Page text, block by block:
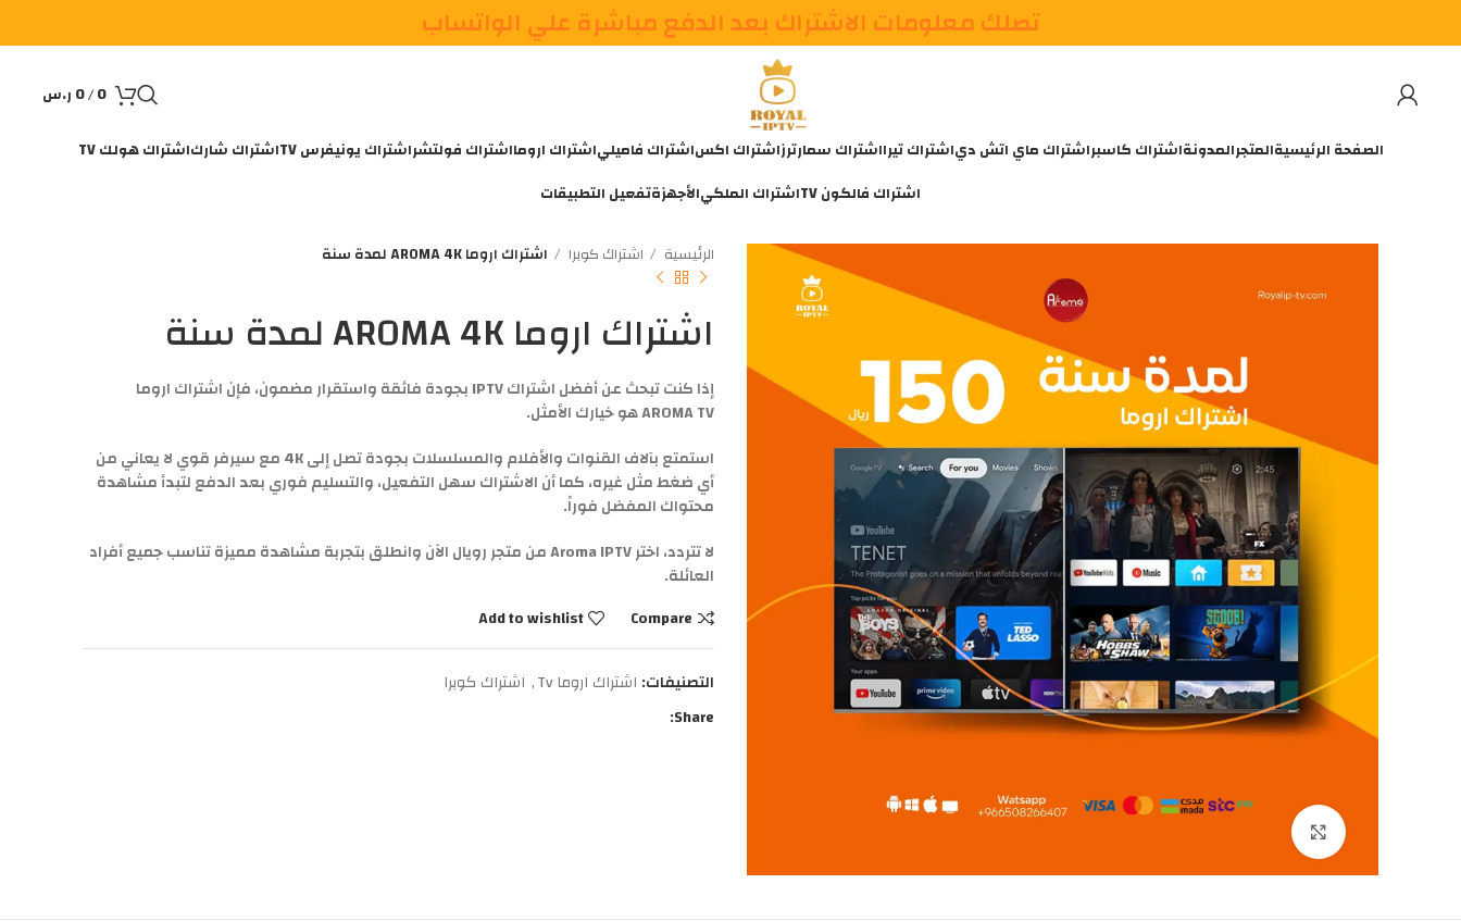
تصلك معلومات الاشتراك بعد الدفع مباشرة علي الواتساب
0
/
0 ر.س
الصفحة الرئيسيةالمتجرالمدونةاشتراك كاسبراشتراك ماي اتش دياشتراك تيرااشتراك سمارترزاشتراك اكساشتراك فاميلياشتراك ارومااشتراك فولتشراشتراك يونيفرس TV اشتراك شاركاشتراك هولك TV
اشتراك فالكون TV
اشتراك الملكيالأجهزةتفعيل التطبيقات
الرئيسية اشتراك كوبرا اشتراك اروما AROMA 4K لمدة سنة
اشتراك اروما AROMA 4K لمدة سنة
إذا كنت تبحث عن أفضل اشتراك IPTV بجودة فائقة واستقرار مضمون، فإن اشتراك اروما
AROMA TV هو خيارك الأمثل.
استمتع بآلاف القنوات والأفلام والمسلسلات بجودة تصل إلى 4K مع سيرفر قوي لا يعاني من
أي ضغط مثل غيره، كما أنالاشتراك سهل التفعيل، والتسليم فوري بعد الدفع لتبدأ مشاهدة
محتواك المفضل فوراً.
لا تتردد، اختر Aroma IPTV من متجر رويال الآن وانطلق بتجربة مشاهدة مميزة تناسب جميع أفراد
العائلة.
Compare
Add to wishlist
التصنيفات: اشتراك اروما Tv , اشتراك كوبرا
Share: